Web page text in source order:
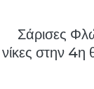
Σάρισες
νίκες στην 4η